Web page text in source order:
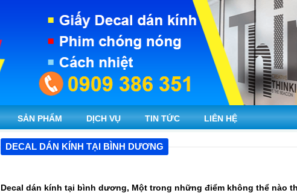
SẢN PHẨM DỊCH VỤ TIN TỨC LIÊN HỆ
DECAL DÁN KÍNH TẠI BÌNH DƯƠNG
Decal dán kính tại bình dương, Một trong những điểm không thể nào